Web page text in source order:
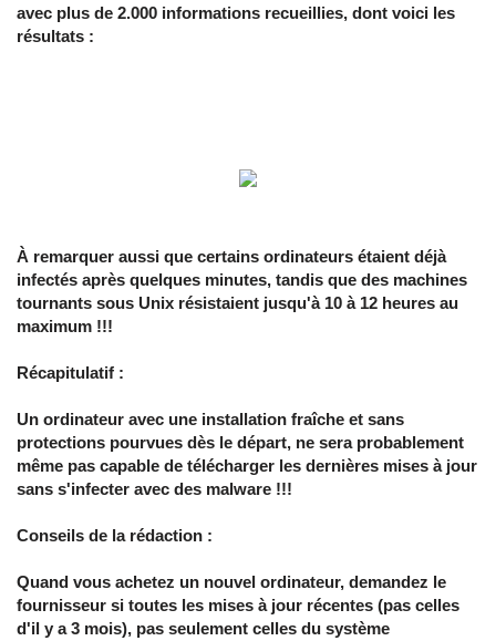
avec plus de 2.000 informations recueillies, dont voici les
résultats :
À remarquer aussi que certains ordinateurs étaient déjà
infectés après quelques minutes, tandis que des machines
tournants sous Unix résistaient jusqu'à 10 à 12 heures au
maximum !!!
Récapitulatif :
Un ordinateur avec une installation fraîche et sans
protections pourvues dès le départ, ne sera probablement
même pas capable de télécharger les dernières mises à jour
sans s'infecter avec des malware !!!
Conseils de la rédaction :
Quand vous achetez un nouvel ordinateur, demandez le
fournisseur si toutes les mises à jour récentes (pas celles
d'il y a 3 mois), pas seulement celles du système